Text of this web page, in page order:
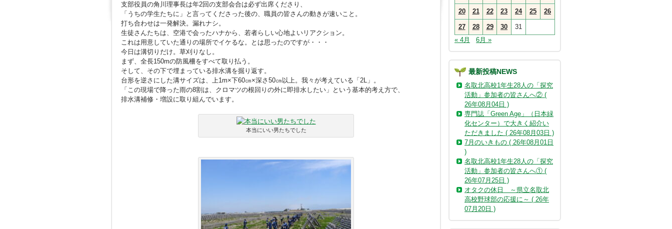
支部役員の角川理事長は年2回の支部会合は必ず出席くださり、
「うちの学生たちに」と言ってくださった後の、職員の皆さんの動きが速いこと。
打ち合わせは一発解決。漏れナシ。
生徒さんたちは、空港で会ったハナから、若者らしい心地よいリアクション。
これは用意していた通りの場所でイケるな。とは思ったのですが・・・
今日は溝切りだけ。草刈りなし。
まず、全長150mの防風柵をすべて取り払う。
そして、その下で埋まっている排水溝を掘り返す。
台形を逆さにした溝サイズは、上1m×下60㎝×深さ50㎝以上。我々が考えている「2L」。
「この現場で降った雨の8割は、クロマツの根回りの外に即排水したい」という基本的考え方で、
排水溝補修・増設に取り組んでいます。
本当にいい男たちでした
20 21 22 23 24 25 26
27 28 29 30
31
« 4月
6月 »
最新投稿NEWS
名取北高校1年生28人の「探究
活動」参加者の皆さんへ② (
26年08月04日 )
専門誌「Green Age」（日本緑
化センター）で大きく紹介い
ただきました ( 26年08月03日 )
7月のいきもの ( 26年08月01日
)
名取北高校1年生28人の「探究
活動」参加者の皆さんへ① (
26年07月25日 )
オタクの休日 ～県立名取北
高校野球部の応援に～ ( 26年
07月20日 )